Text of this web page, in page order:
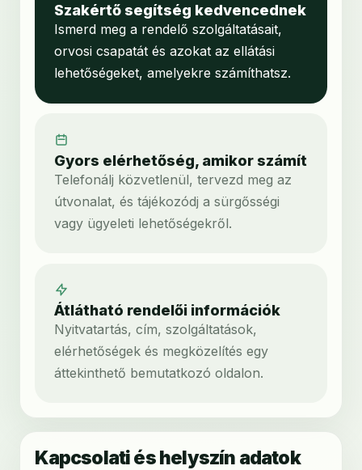
Szakértő segítség kedvencednek
Ismerd meg a rendelő szolgáltatásait,
orvosi csapatát és azokat az ellátási
lehetőségeket, amelyekre számíthatsz.
Gyors elérhetőség, amikor számít
Telefonálj közvetlenül, tervezd meg az
útvonalat, és tájékozódj a sürgősségi
vagy ügyeleti lehetőségekről.
Átlátható rendelői információk
Nyitvatartás, cím, szolgáltatások,
elérhetőségek és megközelítés egy
áttekinthető bemutatkozó oldalon.
Kapcsolati és helyszín adatok